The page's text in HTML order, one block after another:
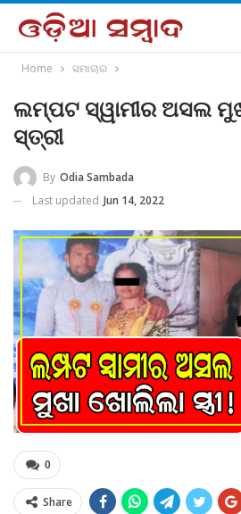
Home ସମାଚାର
ଲମ୍ପଟ ସ୍ୱାମୀର ଅସଲ
ସ୍ତ୍ରୀ
By Odia Sambada
Last updated Jun 14, 2022
0
Share